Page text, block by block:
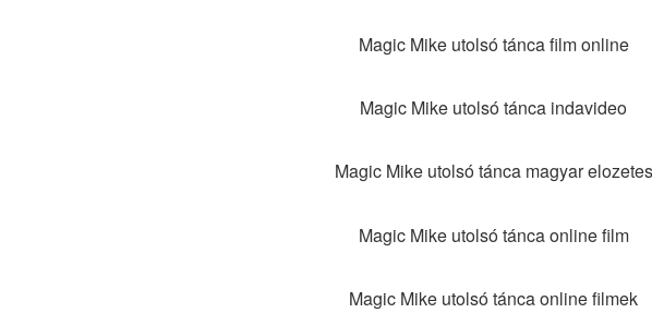
Magic Mike utolsó tánca film online
Magic Mike utolsó tánca indavideo
Magic Mike utolsó tánca magyar elozetes
Magic Mike utolsó tánca online film
Magic Mike utolsó tánca online filmek